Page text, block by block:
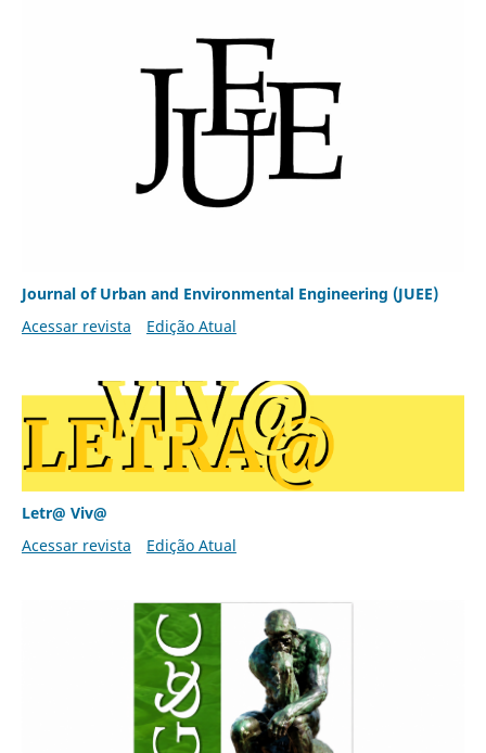
Journal of Urban and Environmental Engineering (JUEE)
Acessar revista
Edição Atual
Letr@ Viv@
Acessar revista
Edição Atual